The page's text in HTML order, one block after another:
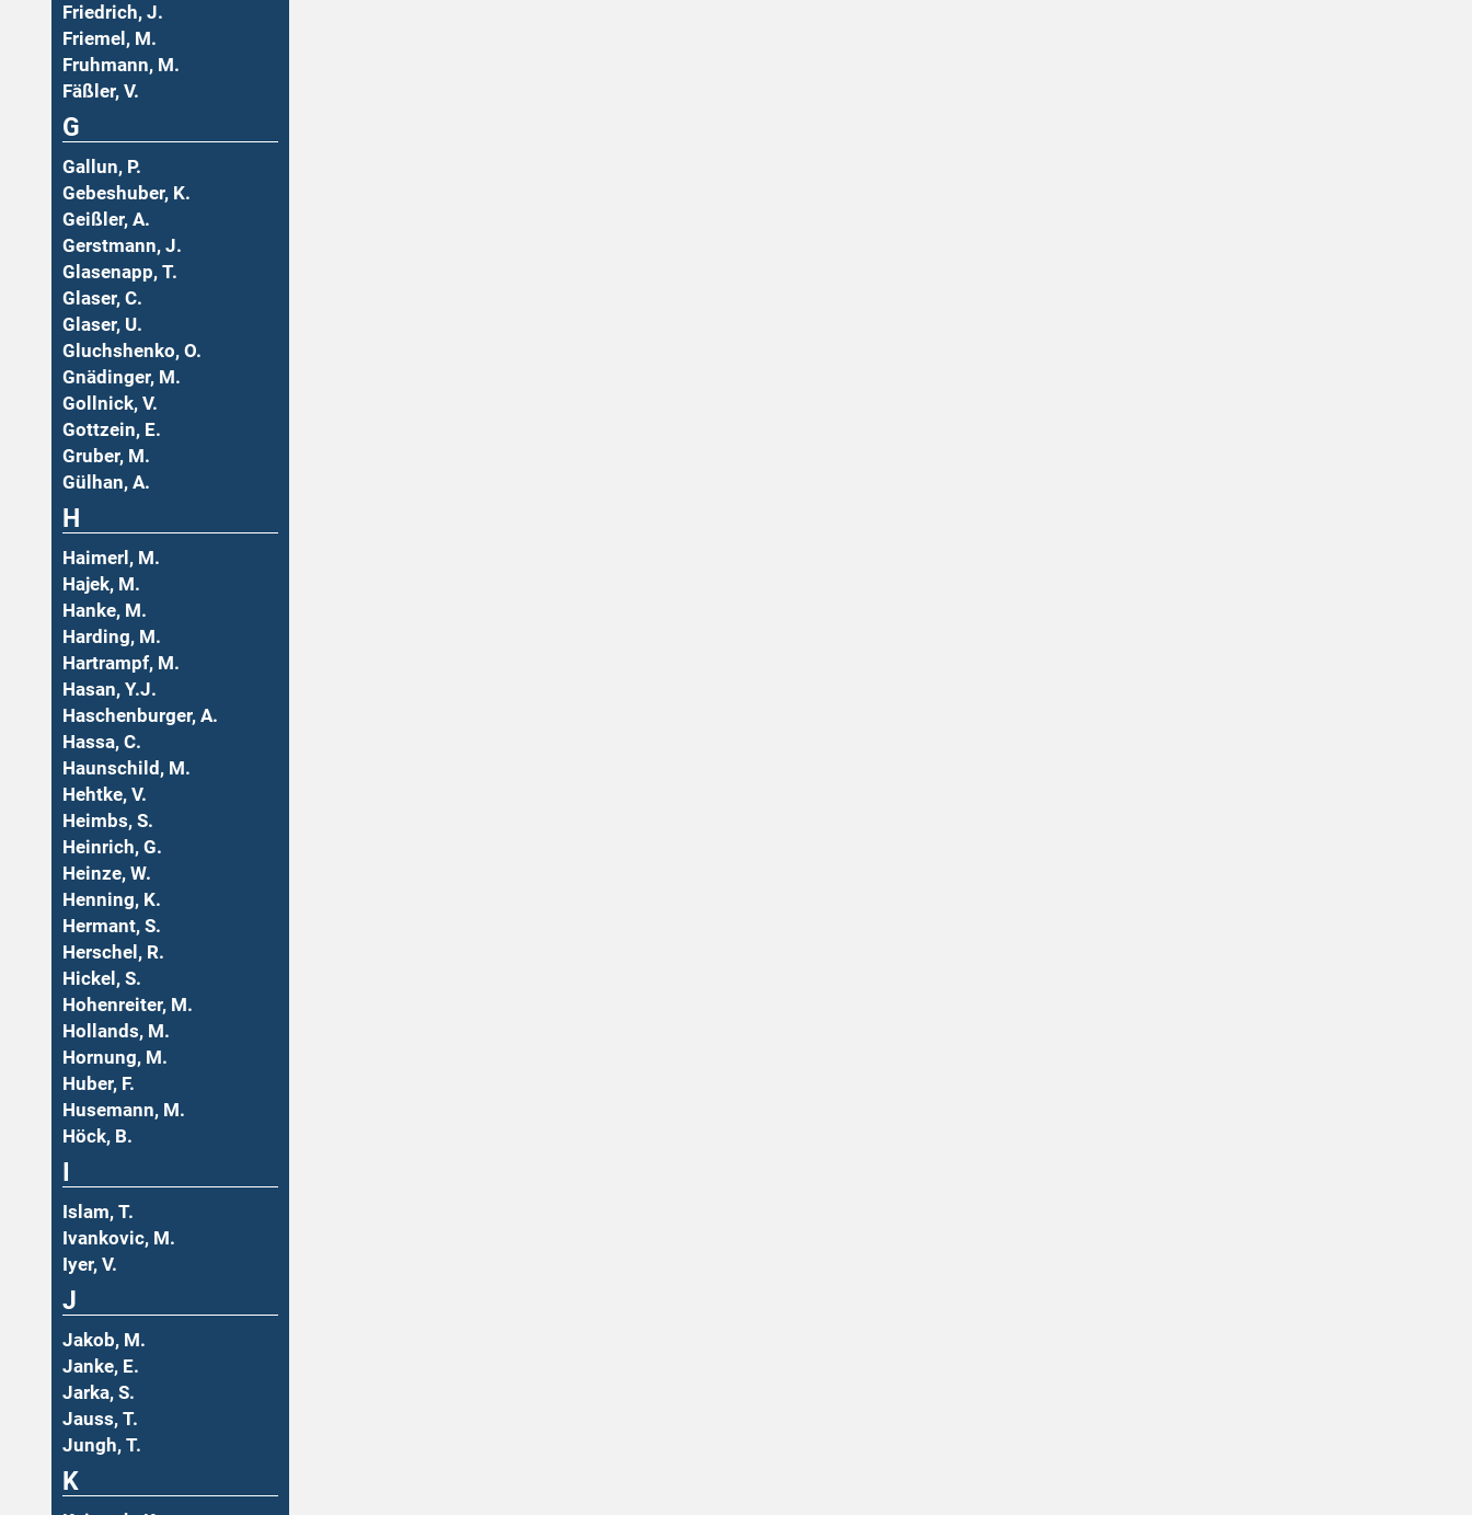
Friedrich, J.
Friemel, M.
Fruhmann, M.
Fäßler, V.
G
Gallun, P.
Gebeshuber, K.
Geißler, A.
Gerstmann, J.
Glasenapp, T.
Glaser, C.
Glaser, U.
Gluchshenko, O.
Gnädinger, M.
Gollnick, V.
Gottzein, E.
Gruber, M.
Gülhan, A.
H
Haimerl, M.
Hajek, M.
Hanke, M.
Harding, M.
Hartrampf, M.
Hasan, Y.J.
Haschenburger, A.
Hassa, C.
Haunschild, M.
Hehtke, V.
Heimbs, S.
Heinrich, G.
Heinze, W.
Henning, K.
Hermant, S.
Herschel, R.
Hickel, S.
Hohenreiter, M.
Hollands, M.
Hornung, M.
Huber, F.
Husemann, M.
Höck, B.
Islam, T.
Ivankovic, M.
Iyer, V.
J
Jakob, M.
Janke, E.
Jarka, S.
Jauss, T.
Jungh, T.
K